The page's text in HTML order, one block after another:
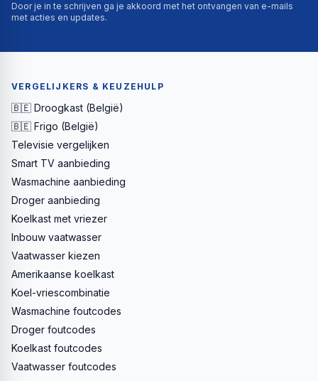
Door je in te schrijven ga je akkoord met het ontvangen van e-mails
met acties en updates.
VERGELIJKERS & KEUZEHULP
🇧🇪 Droogkast (België)
🇧🇪 Frigo (België)
Televisie vergelijken
Smart TV aanbieding
Wasmachine aanbieding
Droger aanbieding
Koelkast met vriezer
Inbouw vaatwasser
Vaatwasser kiezen
Amerikaanse koelkast
Koel-vriescombinatie
Wasmachine foutcodes
Droger foutcodes
Koelkast foutcodes
Vaatwasser foutcodes